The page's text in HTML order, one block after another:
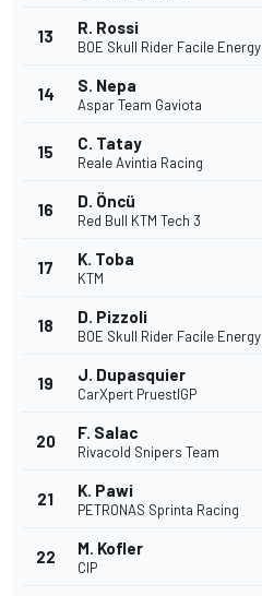
13 R. Rossi
BOE Skull Rider Facile Energy
14 S. Nepa
Aspar Team Gaviota
15 C. Tatay
Reale Avintia Racing
16 D. Öncü
Red Bull KTM Tech 3
17 K. Toba
KTM
18 D. Pizzoli
BOE Skull Rider Facile Energy
19 J. Dupasquier
CarXpert PruestlGP
20 F. Salac
Rivacold Snipers Team
21 K. Pawi
PETRONAS Sprinta Racing
22 M. Kofler
CIP